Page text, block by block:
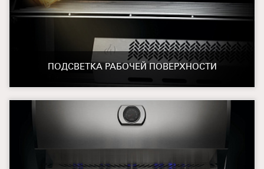
ПОДСВЕТКА РАБОЧЕЙ ПОВЕРХНОСТИ